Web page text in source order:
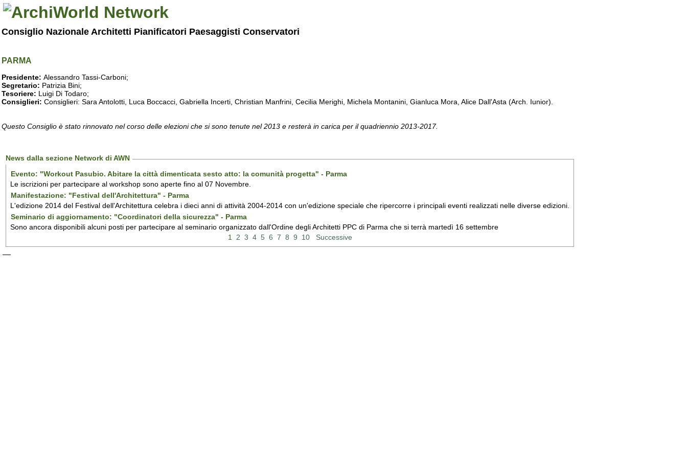
Consiglio Nazionale Architetti Pianificatori Paesaggisti Conservatori
PARMA
Presidente: Alessandro Tassi-Carboni;
Segretario: Patrizia Bini;
Tesoriere: Luigi Di Todaro;
Consiglieri: Consiglieri: Sara Antolotti, Luca Boccacci, Gabriella Incerti, Christian Manfrini, Cecilia Merighi, Michela Montanini, Gianluca Mora, Alice Dall'Asta (Arch. Iunior).
Questo Consiglio è stato rinnovato nel corso delle elezioni che si sono tenute nel 2013 e resterà in carica per il quadriennio 2013-2017.
News dalla sezione Network di AWN
Evento: "Workout Pasubio. Abitare la città dimenticata sesto atto: la comunità progetta" - Parma
Le iscrizioni per partecipare al workshop sono aperte fino al 07 Novembre.
Manifestazione: "Festival dell'Architettura" - Parma
L'edizione 2014 del Festival dell'Architettura celebra i dieci anni di attività 2004-2014 con un'edizione speciale che ripercorre i principali eventi realizzati nelle diverse edizioni.
Seminario di aggiornamento: "Coordinatori della sicurezza" - Parma
Sono ancora disponibili alcuni posti per partecipare al seminario organizzato dall'Ordine degli Architetti PPC di Parma che si terrà martedì 16 settembre
1
2 3 4 5 6 7 8 9 10 Successive